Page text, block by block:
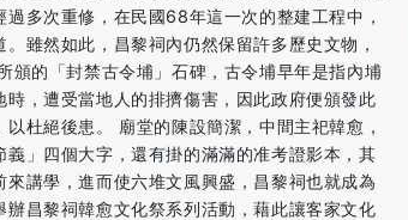
多次重修，在民國68年這一次的整建工程中，
雖然如此，昌黎祠內仍然保留許多歷史文物，
頒的「封禁古令埔」石碑，古令埔早年是指內埔
，遭受當地人的排擠傷害，因此政府便頒發此
杜絕後患。 廟堂的陳設簡潔，中間主祀韓愈，
」四個大字，還有掛的滿滿的准考證影本，其
講學，進而使六堆文風興盛，昌黎祠也就成為
昌黎祠韓愈文化祭系列活動，藉此讓客家文化